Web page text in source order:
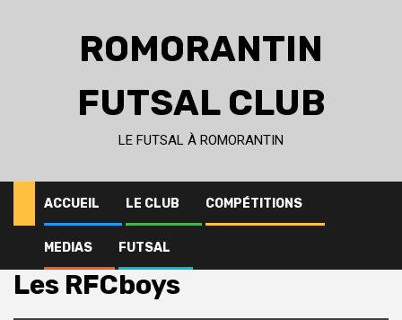
ROMORANTIN
FUTSAL CLUB
LE FUTSAL À ROMORANTIN
ACCUEIL LE CLUB COMPÉTITIONS
MEDIAS FUTSAL
Le Club Les RFCboys
Les RFCboys